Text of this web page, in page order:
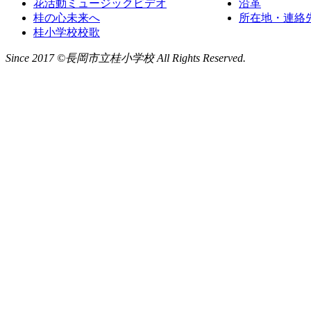
花活動ミュージックビデオ
桂の心未来へ
桂小学校校歌
沿革
所在地・連絡
Since 2017 ©長岡市立桂小学校 All Rights Reserved.